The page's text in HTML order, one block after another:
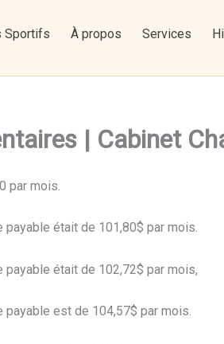
Sportifs À propos Services
| Cabinet
par mois.
payable était de 101,80$ par mois.
payable était de 102,72$ par mois,
payable est de 104,57$ par mois.